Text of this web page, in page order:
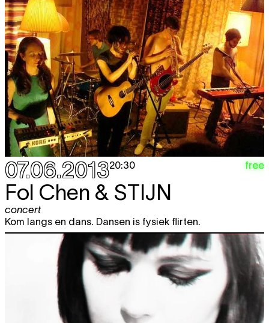
07.06.201320:30 free
Fol Chen & STIJN
concert
Kom langs en dans. Dansen is fysiek flirten.